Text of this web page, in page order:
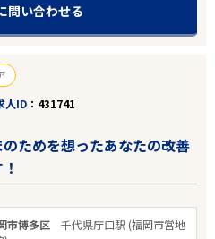
問い合わせる
人ID 431741
のためを想ったあなたの改善
市博多区千代県庁口駅 (福岡市営地